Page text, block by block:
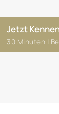
Jetzt
30 Minuten |